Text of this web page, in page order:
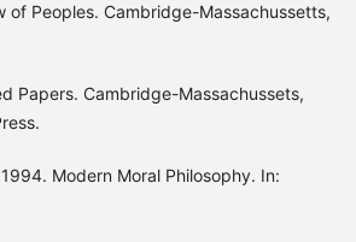
of Peoples. Cambridge-Massachussetts,
Papers. Cambridge-Massachussets,
1994. Modern Moral Philosophy. In: